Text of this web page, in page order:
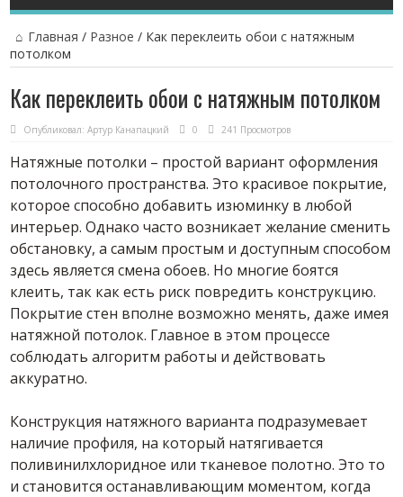
Главная / Разное / Как переклеить обои с натяжным
потолком
Как переклеить обои с натяжным потолком
Опубликовал:Артур Канапацкий 0 241 Просмотров
Натяжные потолки – простой вариант оформления
потолочного пространства. Это красивое покрытие,
которое способно добавить изюминку в любой
интерьер. Однако часто возникает желание сменить
обстановку, а самым простым и доступным способом
здесь является смена обоев. Но многие боятся
клеить, так как есть риск повредить конструкцию.
Покрытие стен вполне возможно менять, даже имея
натяжной потолок. Главное в этом процессе
соблюдать алгоритм работы и действовать
аккуратно.
Конструкция натяжного варианта подразумевает
наличие профиля, на который натягивается
поливинилхлоридное или тканевое полотно. Это то
и становится останавливающим моментом, когда